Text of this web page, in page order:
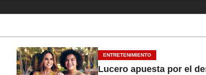
ENTRETENIMIENTO
Lucero apuesta por el